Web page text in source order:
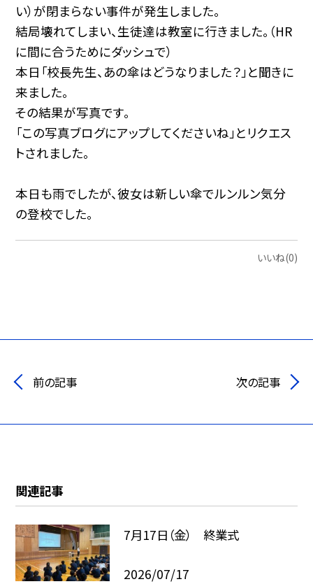
い）が閉まらない事件が発生しました。
結局壊れてしまい、生徒達は教室に行きました。（HR
に間に合うためにダッシュで）
本日「校長先生、あの傘はどうなりました？」と聞きに
来ました。
その結果が写真です。
「この写真ブログにアップしてくださいね」とリクエス
トされました。
本日も雨でしたが、彼女は新しい傘でルンルン気分
の登校でした。
いいね(0)
前の記事 次の記事
関連記事
7月17日（金） 終業式
2026/07/17